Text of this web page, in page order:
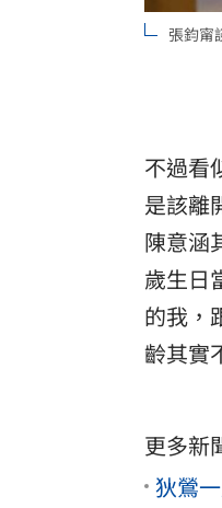
張鈞甯
不過看
是該離
陳意涵
歲生日
的我，
齡其實
更多新
狄鶯